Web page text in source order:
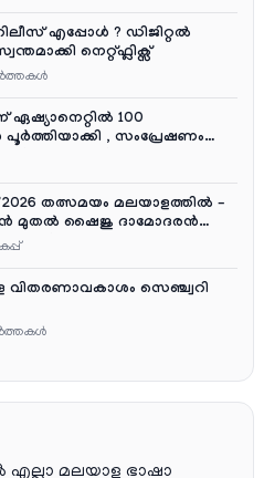
എപ്പോൾ ? ഡിജിറ്റൽ
നെറ്റ്ഫ്ലിക്സ്
100
, സംപ്രേഷണം
വരെ രാത്രി 9:30 ന്
തത്സമയം മലയാളത്തിൽ –
മുതൽ ഷൈജു ദാമോദരൻ
വിതരണാവകാശം സെഞ്ച്വറി
മലയാള ഭാഷാ